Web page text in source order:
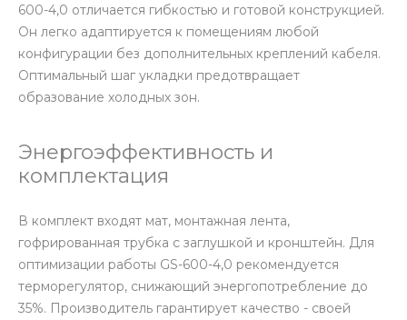
600-4,0 отличается гибкостью и готовой конструкцией.
Он легко адаптируется к помещениям любой
конфигурации без дополнительных креплений кабеля.
Оптимальный шаг укладки предотвращает
образование холодных зон.
Энергоэффективность и
комплектация
В комплект входят мат, монтажная лента,
гофрированная трубка с заглушкой и кронштейн. Для
оптимизации работы GS-600-4,0 рекомендуется
терморегулятор, снижающий энергопотребление до
35%. Производитель гарантирует качество - своей